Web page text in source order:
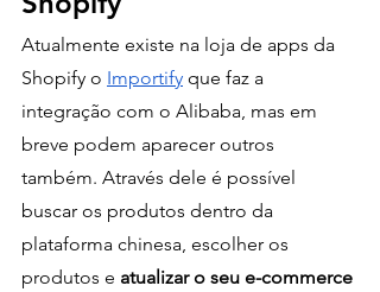
Atualmente existe na loja de apps da
Shopify o Importify que faz a
integração com o Alibaba, mas em
breve podem aparecer outros
também. Através dele é possível
buscar os produtos dentro da
plataforma chinesa, escolher os
produtos e atualizar o seu e-commerce